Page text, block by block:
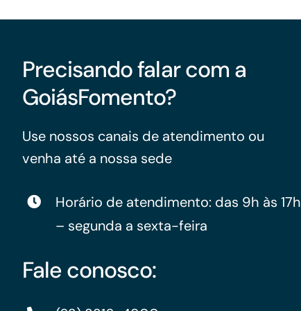
Precisando falar com a
GoiásFomento?
Use nossos canais de atendimento ou
venha até a nossa sede
Horário de atendimento: das 9h às 17h
– segunda a sexta-feira
Fale conosco: